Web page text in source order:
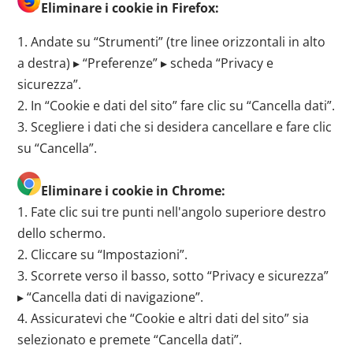
Eliminare i cookie in Firefox:
1. Andate su “Strumenti” (tre linee orizzontali in alto
a destra) ▸ “Preferenze” ▸ scheda “Privacy e
sicurezza”.
2. In “Cookie e dati del sito” fare clic su “Cancella dati”.
3. Scegliere i dati che si desidera cancellare e fare clic
su “Cancella”.
Eliminare i cookie in Chrome:
1. Fate clic sui tre punti nell'angolo superiore destro
dello schermo.
2. Cliccare su “Impostazioni”.
3. Scorrete verso il basso, sotto “Privacy e sicurezza”
▸ “Cancella dati di navigazione”.
4. Assicuratevi che “Cookie e altri dati del sito” sia
selezionato e premete “Cancella dati”.